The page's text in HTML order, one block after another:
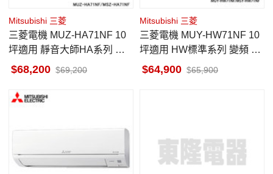
Mitsubishi 三菱
三菱電機 MUZ-HA71NF 10
坪適用 靜音大師HA系列 冷
暖 空調 MSZ-HA71NF
68,200 69,200
Mitsubishi 三菱
三菱電機 MUY-HW71NF 10
坪適用 HW標準系列 變頻 冷
氣 MSY-HW71NF
64,900 65,900